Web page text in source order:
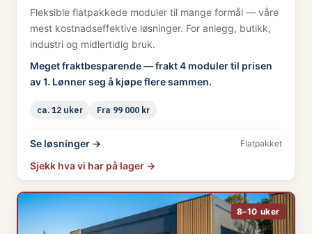
Fleksible flatpakkede moduler til mange formål — våre
mest kostnadseffektive løsninger. For anlegg, butikk,
industri og midlertidig bruk.
Meget fraktbesparende — frakt 4 moduler til prisen
av 1. Lønner seg å kjøpe flere sammen.
ca. 12 uker Fra 99 000 kr
Se løsninger → Flatpakket
Sjekk hva vi har på lager →
8–10 uker